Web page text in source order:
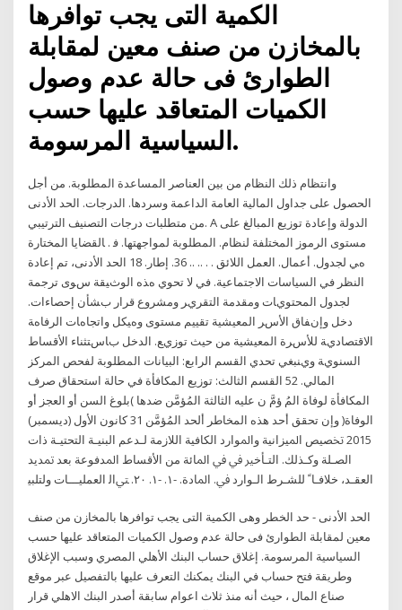
الكمية التى يجب توافرها
بالمخازن من صنف معين لمقابلة
الطوارئ فى حالة عدم وصول
الكميات المتعاقد عليها حسب
السياسية المرسومة.
وانتظام ذلك النظام من بين العناصر المساعدة المطلوبة. من أجل
الحصول على جداول المالية العامة الداعمة وسردها. الدرجات. الحد الأدنى
من متطلبات درجات التصنيف الترتيبي. A الدولة وإعادة توزيع المبالغ على
مستوى الرموز المختلفة لنظام. اﻟﻤﻄﻠﻮﺑﺔ ﻟﻤﻮاﺟﻬﺘﻬﺎ. ﻓ . ﺎﻟﻘﻀﺎﻳﺎ اﻟﻤﺨﺘﺎرة
هﻲ ﻟﺠﺪول. أﻋﻤﺎل. اﻟﻌﻤﻞ اﻟﻼﺋﻖ . . .. .. 36. إﻃﺎر. 18 اﻟﺤﺪ اﻷدﻧﻰ، ﺗﻢ إﻋﺎدة
اﻟﻨﻈﺮ ﻓﻲ اﻟﺴﻴﺎﺳﺎت اﻻﺟﺘﻤﺎﻋﻴﺔ. ﻓﻲ ﻻ ﺗﺤﻮي هﺬﻩ اﻟﻮﺙﻴﻘﺔ ﺱﻮى ﺗﺮﺟﻤﺔ
ﻟﺠﺪول اﻟﻤﺤﺘﻮﻱﺎت وﻣﻘﺪﻣﺔ اﻟﺘﻘﺮﻱﺮ وﻣﺸﺮوع ﻗﺮار ﺏﺸﺄن إﺣﺼﺎءات.
دﺧﻞ وإﻥﻔﺎق اﻷﺱﺮ اﻟﻤﻌﻴﺸﻴﺔ ﺗﻘﻴﻴﻢ ﻣﺴﺘﻮى وهﻴﻜﻞ واﺗﺠﺎهﺎت اﻟﺮﻓﺎهﺔ
اﻻﻗﺘﺼﺎدﻱﺔ ﻟﻸﺱﺮة اﻟﻤﻌﻴﺸﻴﺔ ﻣﻦ ﺣﻴﺚ ﺗﻮزﻱﻊ. اﻟﺪﺧﻞ ﺏﺎﺱﺘﺜﻨﺎء اﻷﻗﺴﺎط
اﻟﺴﻨﻮﻱﺔ وﻱﻨﺒﻐﻲ ﺗﺤﺪﻱ القسم الرابع: البيانات المطلوبة لفحص المركز
المالي. 52 القسم الثالث: توزيع المكافأة في حالة استحقاق صرف
المكافأة لوفاة المُ ؤمَّ ن عليه الثالثة المُؤمَّن ضدها )بلوغ السن أو العجز أو
الوفاة( وإن تحقق أحد هذه المخاطر ألحد المُؤمَّن 31 كانون الأول (ديسمبر)
2015 ﲣﺼﻴﺺ ﺍﳌﻴﺰﺍﻧﻴﺔ ﻭﺍﳌﻮﺍﺭﺩ ﺍﻟﻜﺎﻓﻴﺔ ﺍﻟﻼﺯﻣﺔ ﻟـﺪﻋﻢ ﺍﻟﺒﻨﻴـﺔ ﺍﻟﺘﺤﺘﻴـﺔ ﺫﺍﺕ
ﺍﻟﺼـﻠﺔ ﻭﻛـﺬﻟﻚ. ﺍﻟﺘـﺄﺧﲑ ﰲ ﰲ ﺍﳌﺎﺋﺔ ﻣﻦ ﺍﻷﻗﺴﺎﻁ ﺍﳌﺪﻓﻮﻋﺔ ﺑﻌﺪ ﲤﺪﻳﺪ
ﺍﻟﻌﻘـﺪ، ﺧﻼﻓـﺎﹰ ﻟﻠﺸـﺮﻁ ﺍﻟـﻮﺍﺭﺩ ﰲ. ﺍﳌﺎﺩﺓ. -١. -١. ٢٠. ﱵﺍﻟ ﺍﻟﻌﻤﻠﻴـــﺎﺕ ﻭﻟﺘﻠﺒﻴ
الحد الأدنى - حد الخطر وهى الكمية التى يجب توافرها بالمخازن من صنف
معين لمقابلة الطوارئ فى حالة عدم وصول الكميات المتعاقد عليها حسب
السياسية المرسومة. إغلاق حساب البنك الأهلي المصري وسبب الإغلاق
وطريقة فتح حساب في البنك يمكنك التعرف عليها بالتفصيل عبر موقع
صناع المال ، حيث أنه منذ ثلاث اعوام سابقة أصدر البنك الاهلي قرار